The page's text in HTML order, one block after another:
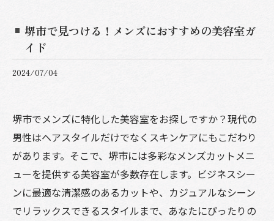
堺市で見つける！メンズにおすすめの美容室ガ
イド
2024/07/04
堺市でメンズに特化した美容室をお探しですか？現代の
男性はヘアスタイルだけでなくスキンケアにもこだわり
があります。そこで、堺市には多彩なメンズカットメニ
ューを提供する美容室が多数存在します。ビジネスシー
ンに最適な清潔感のあるカットや、カジュアルなシーン
でリラックスできるスタイルまで、あなたにぴったりの